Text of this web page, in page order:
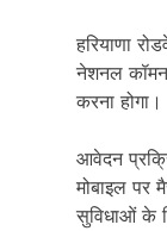
हरियाणा
नेशनल कॉमन
करना होगा।
आवेदन
मोबाइल पर
सुविधाओं के